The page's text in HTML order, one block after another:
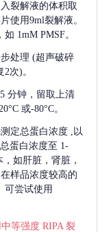
裂解液的体积取
使用9ml裂解液。
1mM PMSF。
处理 (超声破碎
次)。
分钟，留取上清
或-80°C。
定总蛋白浓度 ,以
蛋白浓度至 1-
如肝脏，肾脏，
样品浓度较高的
可尝试使用
等强度 RIPA 裂